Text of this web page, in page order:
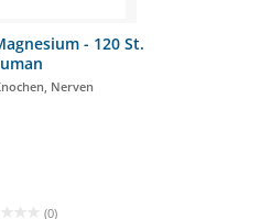
Zink Pur 800g
& melassefrei